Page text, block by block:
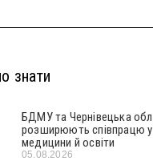
знати
БДМУ та Чернівецька
розширюють співпрацю у
медицини й освіти
05.08.2026